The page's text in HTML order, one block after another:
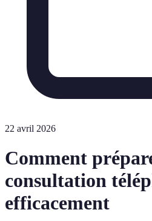
22 avril 2026
Comment
consultation
efficacement